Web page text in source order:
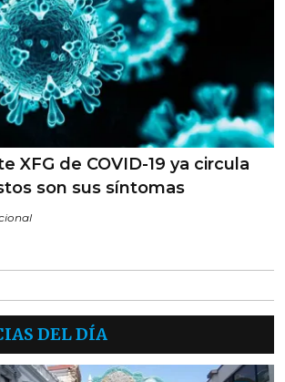
XFG de COVID-19 ya circula
son sus síntomas
DEL DÍA